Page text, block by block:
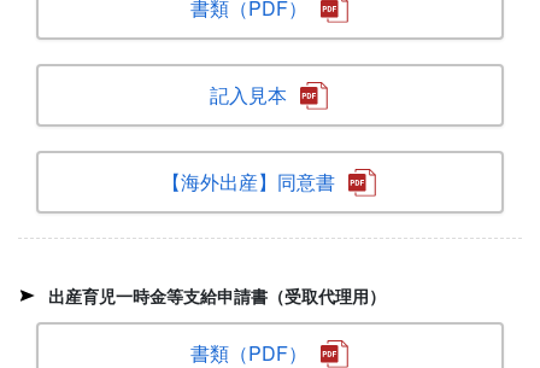
書類（PDF）
記入見本
【海外出産】同意書
出産育児一時金等支給申請書（受取代理用）
書類（PDF）